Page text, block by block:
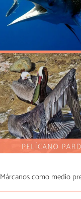
Márcanos como medio